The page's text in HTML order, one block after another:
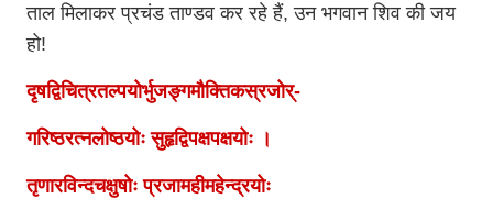
ताल मिलाकर प्रचंड ताण्डव कर रहे हैं, उन भगवान शिव की जय
हो!
दृषद्विचित्रतल्पयोर्भुजङ्गमौक्तिकस्रजोर्-
गरिष्ठरत्नलोष्ठयोः सुहृद्विपक्षपक्षयोः ।
तृणारविन्दचक्षुषोः प्रजामहीमहेन्द्रयोः